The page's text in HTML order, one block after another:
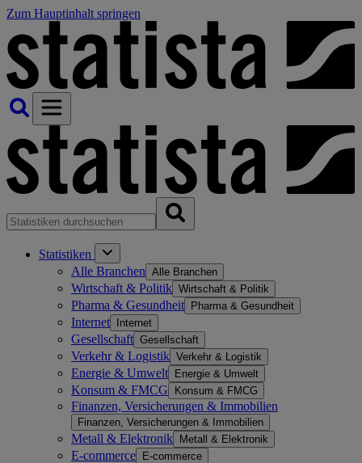
Zum Hauptinhalt springen
Statistiken
Alle Branchen Alle Branchen
Wirtschaft & Politik Wirtschaft & Politik
Pharma & Gesundheit Pharma & Gesundheit
Internet Internet
Gesellschaft Gesellschaft
Verkehr & Logistik Verkehr & Logistik
Energie & Umwelt Energie & Umwelt
Konsum & FMCG Konsum & FMCG
Finanzen, Versicherungen & Immobilien
Finanzen, Versicherungen & Immobilien
Metall & Elektronik Metall & Elektronik
E-commerce E-commerce